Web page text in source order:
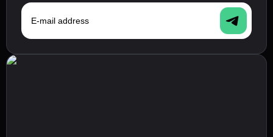
E-mail address